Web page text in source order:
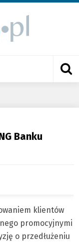
Banku
klientów
promocyjnymi
o przedłużeniu